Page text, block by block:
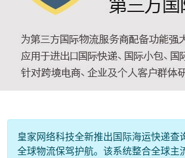
皇家网络科技全新推出国际海运快递查
全球物流保驾护航。该系统整合全球主